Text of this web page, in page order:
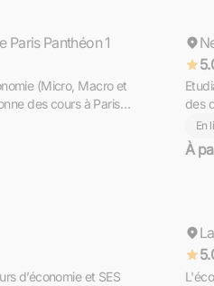
Paris Panthéon 1
(Micro, Macro et
des
En
À
d’économie et SES